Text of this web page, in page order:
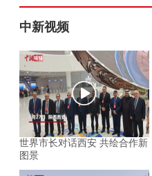
中新视频
世界市长对话西安 共绘合作新
图景